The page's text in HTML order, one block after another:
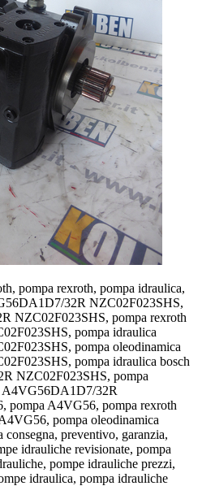
pompa rexroth, pompa idraulica,
32R NZC02F023SHS,
NZC02F023SHS, pompa rexroth
pompa idraulica
pompa oleodinamica
pompa idraulica bosch
NZC02F023SHS, pompa
A4VG56DA1D7/32R
pompa A4VG56, pompa rexroth
pompa oleodinamica
preventivo, garanzia,
idrauliche revisionate, pompa
pompe idrauliche prezzi,
idraulica, pompa idrauliche